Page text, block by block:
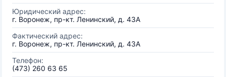
Юридический адрес:
г. Воронеж, пр-кт. Ленинский, д. 43А
Фактический адрес:
г. Воронеж, пр-кт. Ленинский, д. 43А
Телефон:
(473) 260 63 65